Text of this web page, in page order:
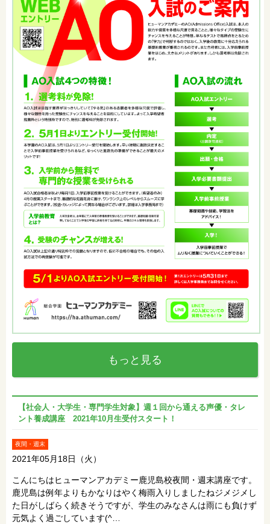
もっと見る
【社会人・大学生・専門学生対象】週１回から通える声優・タレ
ント養成講座 2021年10月生受付スタート！
夜間・週末
2021年05月18日（火）
こんにちはヒューマンアカデミー鹿児島校夜間・週末講座です。
鹿児島は例年よりもかなりはやく梅雨入りしましたねジメジメし
た日がしばらく続きそうですが、学生のみなさんは雨にも負けず
元気よく過ごしています(^…